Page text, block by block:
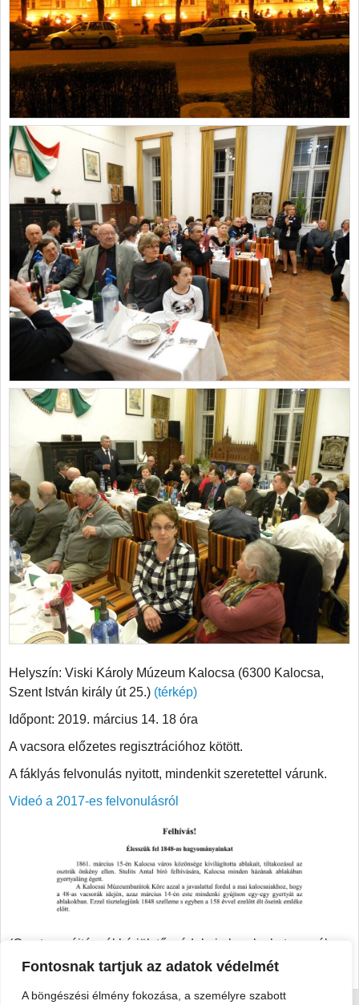
Fontosnak tartjuk az adatok védelmét
A böngészési élmény fokozása, a személyre szabott
Helyszín: Viski Károly Múzeum Kalocsa (6300 Kalocsa,
Szent István király út 25.) (térkép)
Időpont: 2019. március 14. 18 óra
A vacsora előzetes regisztrációhoz kötött.
A fáklyás felvonulás nyitott, mindenkit szeretettel várunk.
Videó a 2017-es felvonulásról
(Gyertyagyújtásnál kérjük tűzvédelmi alapelveket vegyék
figyelembe, a gyertyákra figyeljenek.)